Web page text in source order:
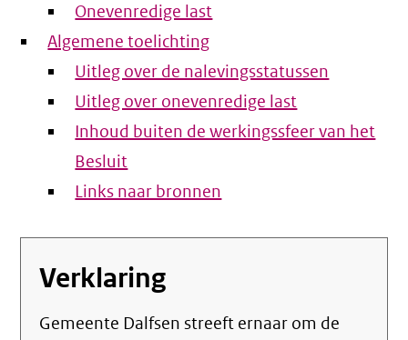
Onevenredige last
Algemene toelichting
Uitleg over de nalevingsstatussen
Uitleg over onevenredige last
Inhoud buiten de werkingssfeer van het
Besluit
Links naar bronnen
Verklaring
Gemeente Dalfsen streeft ernaar om de